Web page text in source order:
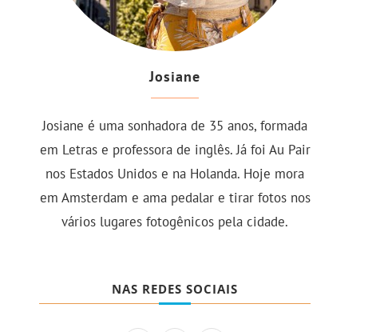
Josiane
Josiane é uma sonhadora de 35 anos, formada
em Letras e professora de inglês. Já foi Au Pair
nos Estados Unidos e na Holanda. Hoje mora
em Amsterdam e ama pedalar e tirar fotos nos
vários lugares fotogênicos pela cidade.
NAS REDES SOCIAIS